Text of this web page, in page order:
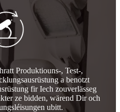
Produktiouns-, Test-,
a benotzt
fir Iech zouverlässeg
ze bidden, wärend Dir och
ubitt.